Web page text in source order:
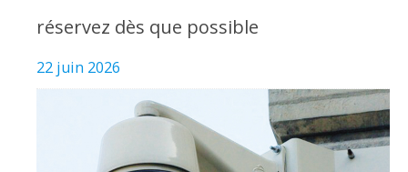
réservez dès que possible
22 juin 2026